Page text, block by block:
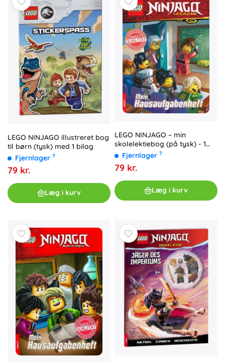
LEGO NINJAGO illustreret bog
til børn (tysk) med 1 bilag
Fjernlager ?
79 kr.
Læg i kurv
LEGO NINJAGO – min
skolelektiebog (på tysk) - 1
stk.Fjernlager ?
79 kr.
Læg i kurv